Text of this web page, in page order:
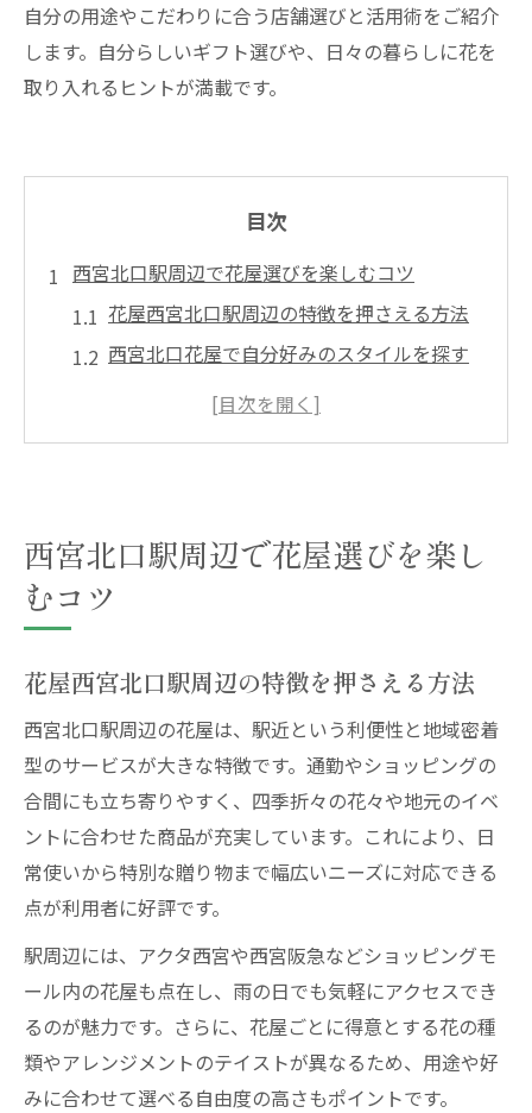
自分の用途やこだわりに合う店舗選びと活用術をご紹介
します。自分らしいギフト選びや、日々の暮らしに花を
取り入れるヒントが満載です。
目次
西宮北口駅周辺で花屋選びを楽しむコツ
花屋西宮北口駅周辺の特徴を押さえる方法
西宮北口花屋で自分好みのスタイルを探す
ツ
花屋の西宮北口周辺で贈り物選びを楽しむ
花屋西宮北口駅でギフト選びが楽しくなる
理由
西宮北口花屋のアレンジで贈り物を特別に
する方法
駅近花屋のサービスでフラワーギフト体験
向上
花屋で選ぶ季節感溢れるプレゼントの魅力
花屋西宮北口駅ならセンスの良いギフトが
豊富
駅近の花屋なら日常に彩りをプラス
花屋西宮北口駅で毎日の暮らしに花を取り
西宮北口駅周辺で花屋選びを楽し
むコツ
花屋西宮北口駅周辺の特徴を押さえる方法
西宮北口駅周辺の花屋は、駅近という利便性と地域密着
型のサービスが大きな特徴です。通勤やショッピングの
合間にも立ち寄りやすく、四季折々の花々や地元のイベ
ントに合わせた商品が充実しています。これにより、日
常使いから特別な贈り物まで幅広いニーズに対応できる
点が利用者に好評です。
駅周辺には、アクタ西宮や西宮阪急などショッピングモ
ール内の花屋も点在し、雨の日でも気軽にアクセスでき
るのが魅力です。さらに、花屋ごとに得意とする花の種
類やアレンジメントのテイストが異なるため、用途や好
みに合わせて選べる自由度の高さもポイントです。